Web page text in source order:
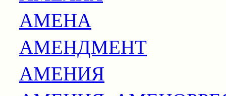
АМЕНА
АМЕНДМЕНТ
АМЕНИЯ